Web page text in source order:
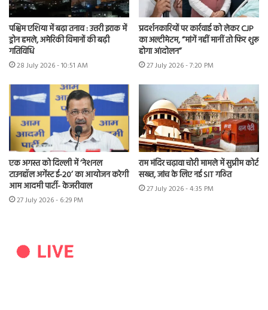
पश्चिम एशिया में बढ़ा तनाव : उत्तरी इराक में
ड्रोन हमले, अमेरिकी विमानों की बढ़ी
गतिविधि
28 July 2026 - 10:51 AM
प्रदर्शनकारियों पर कार्रवाई को लेकर CJP
का अल्टीमेटम, “मांगें नहीं मानीं तो फिर शुरू
होगा आंदोलन”
27 July 2026 - 7:20 PM
एक अगस्त को दिल्ली में ‘नेशनल
टाउनहॉल अगेंस्ट ई-20’ का आयोजन करेगी
आम आदमी पार्टी- केजरीवाल
27 July 2026 - 6:29 PM
राम मंदिर चढ़ावा चोरी मामले में सुप्रीम कोर्ट
सख्त, जांच के लिए नई SIT गठित
27 July 2026 - 4:35 PM